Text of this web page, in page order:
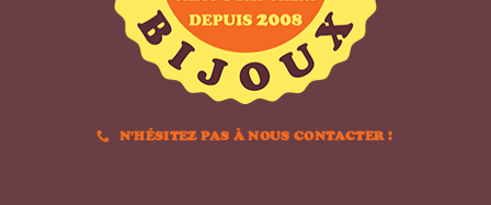
N'HÉSITEZ PAS À NOUS CONTACTER !